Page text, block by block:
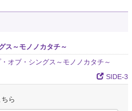
ス～モノノカタチ～
オブ・シングス～モノノカタチ～
SIDE-3
ら